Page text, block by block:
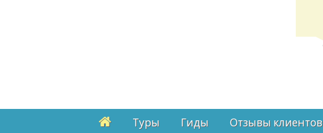
Туры Гиды Отзывы клиентов